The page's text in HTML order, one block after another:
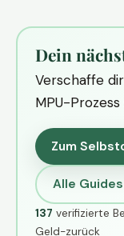
Dein
Verschaffe
MPU-
Zum
Alle
137 verifizierte
Geld-zurück